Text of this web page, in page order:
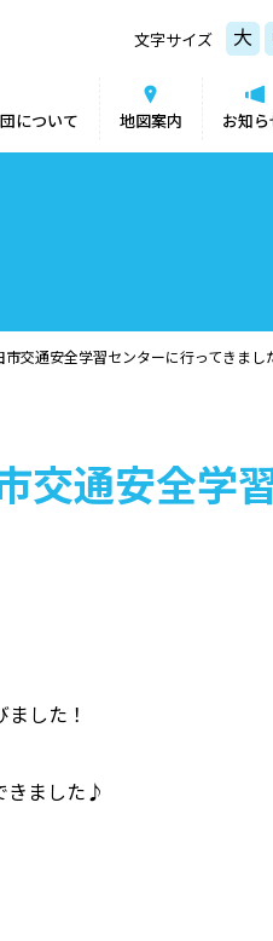
文字サイズ 大
について 地図案内 お知ら
交通安全学習センターに行ってきまし
通安全学
した！
きました♪